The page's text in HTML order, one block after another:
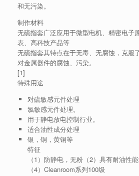
和无污染。
制作材料
无硫指套广泛应用于微型电机、精密电子
表、高科技产品等
无硫指套其特点在于无毒、无腐蚀，克服
对金属器件的腐蚀、污染。
[1]
特殊用途
对硫敏感元件处理
氯敏感元件处理。
用于静电放电控制行业。
适合油性成分处理
银，铜，黄铜等
特征
（1）防静电，无粉（2）具有耐油性
（4）Cleanroom系列100级